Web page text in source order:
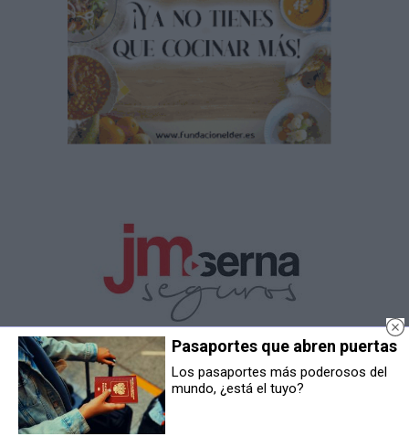
Pasaportes que abren puertas
Los pasaportes más poderosos del
mundo, ¿está el tuyo?